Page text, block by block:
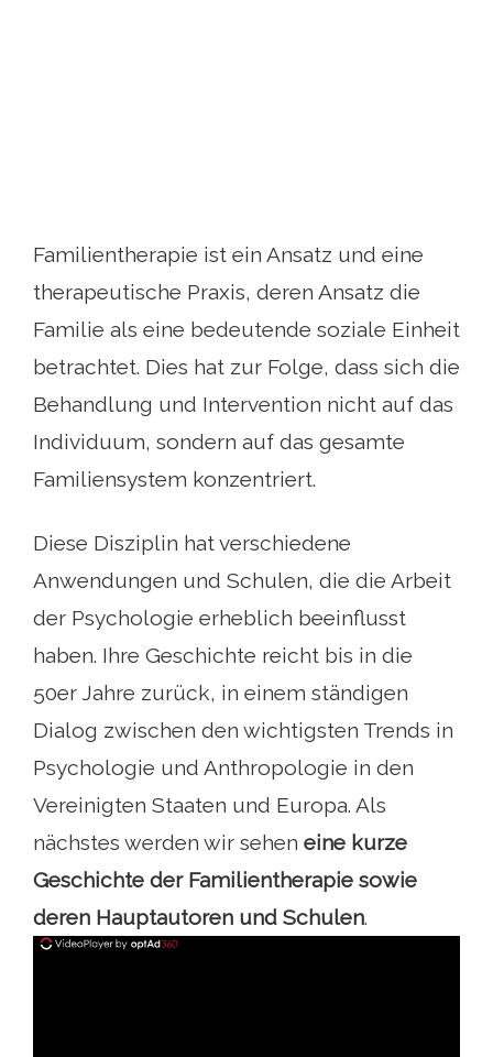
Familientherapie ist ein Ansatz und eine
therapeutische Praxis, deren Ansatz die
Familie als eine bedeutende soziale Einheit
betrachtet. Dies hat zur Folge, dass sich die
Behandlung und Intervention nicht auf das
Individuum, sondern auf das gesamte
Familiensystem konzentriert.
Diese Disziplin hat verschiedene
Anwendungen und Schulen, die die Arbeit
der Psychologie erheblich beeinflusst
haben. Ihre Geschichte reicht bis in die
50er Jahre zurück, in einem ständigen
Dialog zwischen den wichtigsten Trends in
Psychologie und Anthropologie in den
Vereinigten Staaten und Europa. Als
nächstes werden wir sehen eine kurze
Geschichte der Familientherapie sowie
deren Hauptautoren und Schulen.